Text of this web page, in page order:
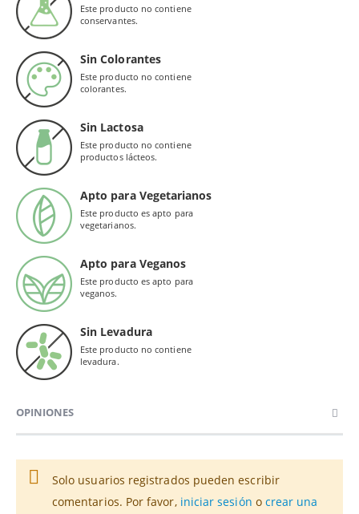
Este producto no contiene
conservantes.
Sin Colorantes
Este producto no contiene
colorantes.
Sin Lactosa
Este producto no contiene
productos lácteos.
Apto para Vegetarianos
Este producto es apto para
vegetarianos.
Apto para Veganos
Este producto es apto para
veganos.
Sin Levadura
Este producto no contiene
levadura.
OPINIONES
Solo usuarios registrados pueden escribir
comentarios. Por favor, iniciar sesión o crear una